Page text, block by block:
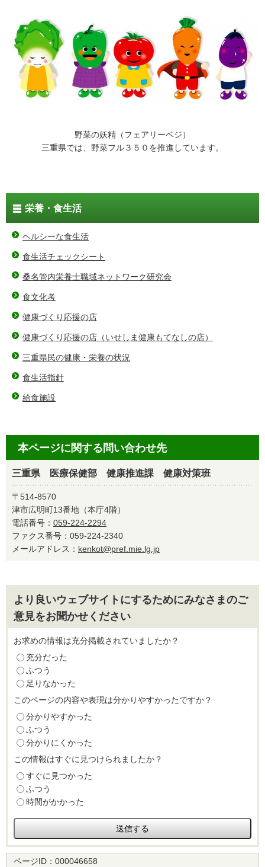
野菜の妖精（フェアリーベジ）
三重県では、野菜フル３５０を推進しています。
栄養・食生活
ヘルシーな食生活
食生活チェックシート
桑名管内栄養士職域ネットワーク研究会
食文化考
健康づくり応援の店
健康づくり応援の店（いせしま健康もてなしの店）
三重県民の健康・栄養の状況
食生活指針
給食施設
本ページに関する問い合わせ先
三重県 医療保健部 健康推進課 健康対策班
〒514-8570
津市広明町13番地（本庁4階）
電話番号： 059-224-2294
ファクス番号：059-224-2340
メールアドレス： kenkot@pref.mie.lg.jp
より良いウェブサイトにするためにみなさまのご
意見をお聞かせください
お求めの情報は充分掲載されていましたか？
充分だった
ふつう
足りなかった
このページの内容や表現は分かりやすかったですか？
分かりやすかった
ふつう
分かりにくかった
この情報はすぐに見つけられましたか？
すぐに見つかった
ふつう
時間がかかった
ページID： 000046658